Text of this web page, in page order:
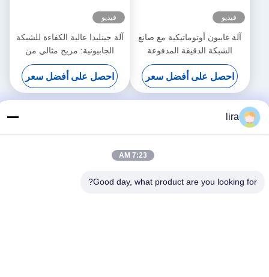
فيديو
آلة غابيون أوتوماتيكية مع صانع
الشبكة الدقيقة المدفوعة
بالسيرو 5.3m عرض أقصى
احصل على أفضل سعر
فيديو
آلة جينليدا عالية الكفاءة للشبكة
الجابيونية: مزيج مثالي من
الإنتاج السريع والنسيج الدقيق
لزيادة الإنتاجية
احصل على أفضل سعر
lira
7:23 AM
Good day, what product are you looking for?